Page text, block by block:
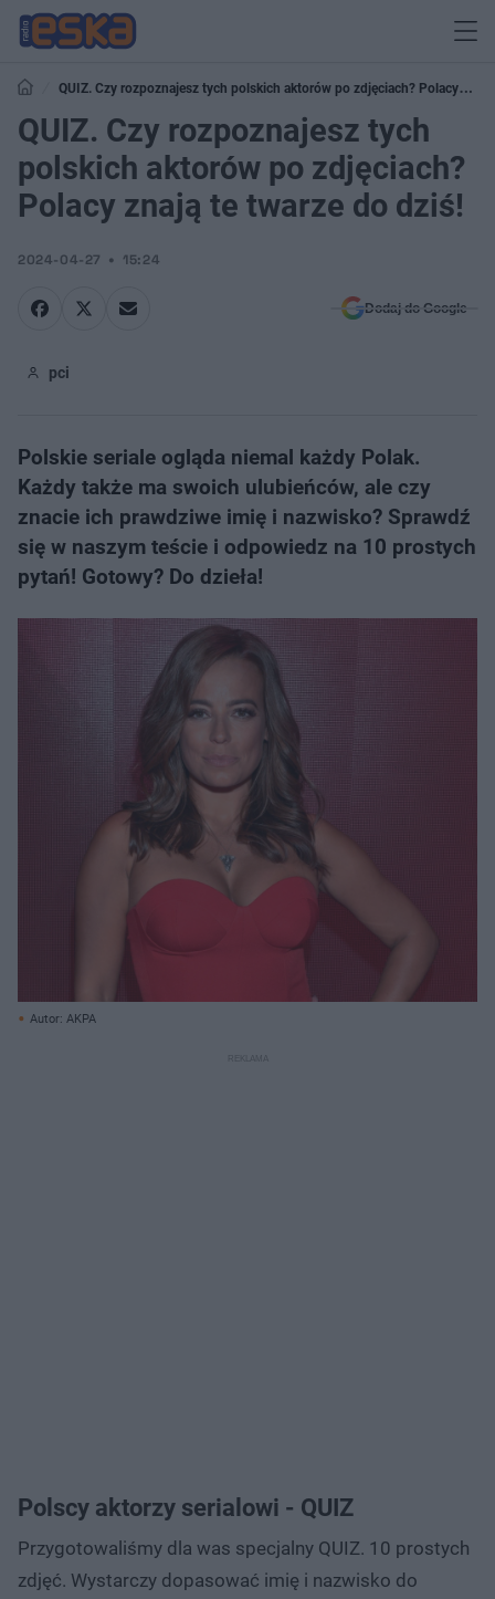
QUIZ. Czy rozpoznajesz tych polskich aktorów po zdjęciach? Polacy
znają te twarze do dziś!
QUIZ. Czy rozpoznajesz tych
polskich aktorów po zdjęciach?
Polacy znają te twarze do dziś!
2024-04-27 15:24
Dodaj do Google
pci
Polskie seriale ogląda niemal każdy Polak.
Każdy także ma swoich ulubieńców, ale czy
znacie ich prawdziwe imię i nazwisko? Sprawdź
się w naszym teście i odpowiedz na 10 prostych
pytań! Gotowy? Do dzieła!
Autor: AKPA
Polscy aktorzy serialowi - QUIZ
Przygotowaliśmy dla was specjalny QUIZ. 10 prostych
zdjęć. Wystarczy dopasować imię i nazwisko do